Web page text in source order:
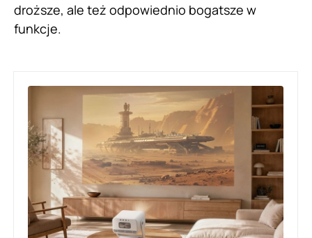
droższe, ale też odpowiednio bogatsze w
funkcje.